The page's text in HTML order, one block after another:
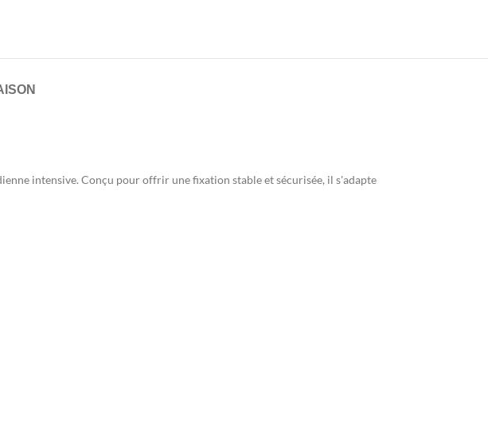
intensive. Conçu pour offrir une fixation stable et sécurisée, il s'adapte